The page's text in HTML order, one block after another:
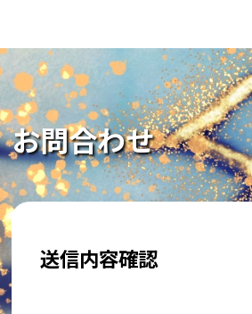
お問合わせ
送信内容確認